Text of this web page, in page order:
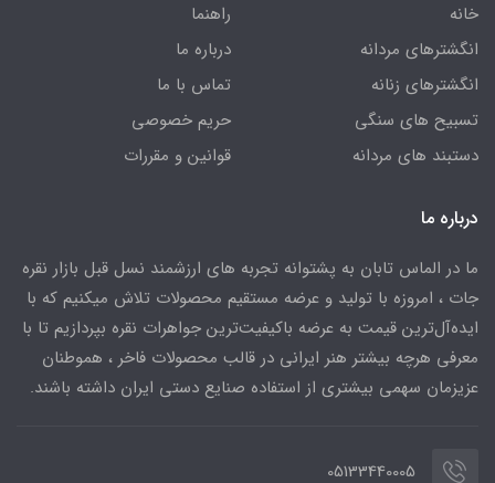
خانه
انگشترهای مردانه
انگشترهای زنانه
تسبیح های سنگی
دستبند های مردانه
راهنما
درباره ما
تماس با ما
حریم خصوصی
قوانین و مقررات
درباره ما
ما در الماس تابان به پشتوانه تجربه های ارزشمند نسل قبل بازار نقره
جات ، امروزه با تولید و عرضه مستقیم محصولات تلاش میکنیم که با
ایده‌آل‌ترین قیمت به عرضه باکیفیت‌ترین جواهرات نقره بپردازیم تا با
معرفی هرچه بیشتر هنر ایرانی در قالب محصولات فاخر ، هموطنان
عزیزمان سهمی بیشتری از استفاده صنایع دستی ایران داشته باشند.
05133440005